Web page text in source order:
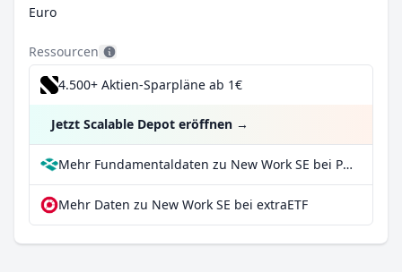
Euro
Ressourcen
4.500+ Aktien-Sparpläne ab 1€
Jetzt Scalable Depot eröffnen →
Mehr Fundamentaldaten zu New Work SE bei Parqet
Mehr Daten zu New Work SE bei extraETF